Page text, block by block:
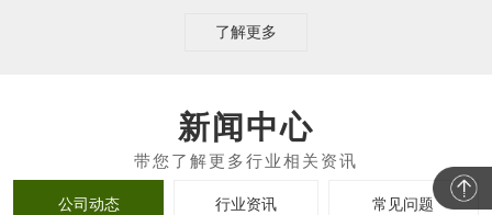
了解更多
新闻中心
公司动态 行业资讯 常见问题